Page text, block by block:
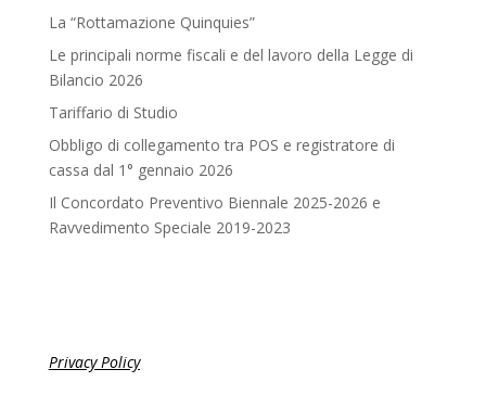
La “Rottamazione Quinquies”
Le principali norme fiscali e del lavoro della Legge di
Bilancio 2026
Tariffario di Studio
Obbligo di collegamento tra POS e registratore di
cassa dal 1° gennaio 2026
Il Concordato Preventivo Biennale 2025-2026 e
Ravvedimento Speciale 2019-2023
Privacy Policy